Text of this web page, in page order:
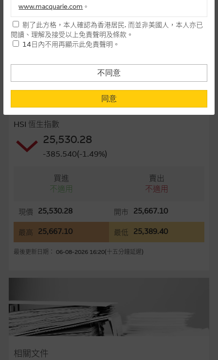
每手(份)
街貨量(百萬份) 0.00
街貨百分比 0.00%
最後更新日期： 06-08-2026 16:20
相關資產資料
HSI 恆生指數
25,530.28
-385.540(-1.49%)
買進
不適用
賣出
不適用
現價 25,530.28 開市 25,667.10
最高 25,667.10 最低 25,389.40
最後更新日期： 06-08-2026 16:20(十五分鐘延遲)
相關文件
www.macquarie.com 。
本網站所載資料會隨時更改，而不作另行通知，如閣下欲取麥格
理的資料，可直接聯絡本集團職員。
民使用，並不提供或發售予美國人。本網站內容無意要約或唆使
閣下購買證券、基金單位或其他投資工具(不論在參考條款上或在
其他地方)，但清楚表明上述意圖的個別段落則屬例外。
提供網站內容的基準 – 使用時請考慮個人風險
網站內容來自我們在所示日期時認為可靠之來源，且均以真誠提
供。惟麥格理集團並無核實所有網站內容，故就閣下的目的而
言，網站內容可能未必完整或準確。麥格理集團不會，亦沒有義
容所載的意見、預測及其他資料可予更改或刪除，而毋須作出通
任何指示價格報價、公開資料或分析是基於我們相信的假設及參
可以合理選擇到的，因此並不保證該類報價單、公開資料或分析
為準確、完整或合理。我們不作陳述，亦不保證任何所示的指示
表現或回報將來會實現。過去業績並不保證將來表現。網站內容
定。
網站內容不構成要約及徵求要約，或作為任何合約的根據，以購
準備的資料編製而成，但不包括麥格理集團職員所知的資料。
剔了此方格，本人確認為香港居民. 而並非美國人，本人亦已
閱讀、理解及接受以上免責聲明及條款。
14日內不用再顯示此免責聲明。
不同意
同意